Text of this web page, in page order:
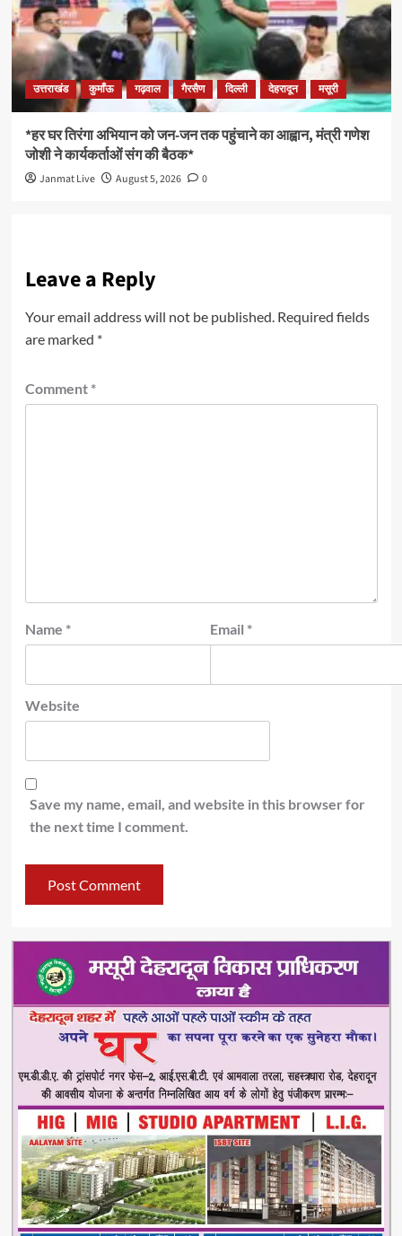
उत्तराखंड कुमाँऊ गढ़वाल गैरसैण दिल्ली देहरादून मसूरी
*हर घर तिरंगा अभियान को जन-जन तक पहुंचाने का आह्वान, मंत्री गणेश
जोशी ने कार्यकर्ताओं संग की बैठक*
Janmat Live August 5, 2026 0
Leave a Reply
Your email address will not be published. Required fields
are marked *
Comment *
Name * Email *
Website
Save my name, email, and website in this browser for
the next time I comment.